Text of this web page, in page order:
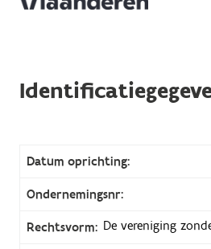
Datum oprichting:
Ondernemingsnr:
Rechtsvorm: De vereniging